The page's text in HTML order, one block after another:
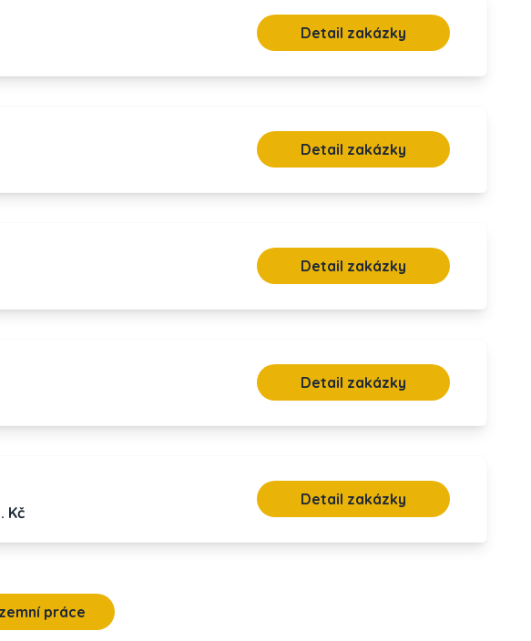
Detail zakázky
Detail zakázky
Detail zakázky
Detail zakázky
Kč
Detail zakázky
práce